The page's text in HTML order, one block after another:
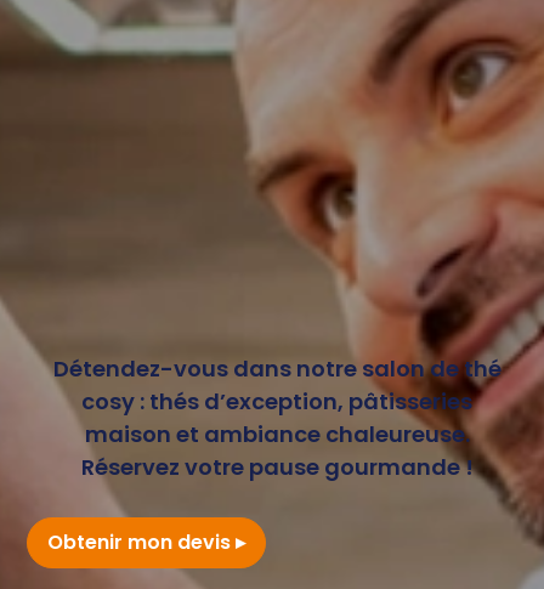
Détendez-vous dans notre salon de thé
cosy : thés d’exception, pâtisseries
maison et ambiance chaleureuse.
Réservez votre pause gourmande !
Obtenir mon devis